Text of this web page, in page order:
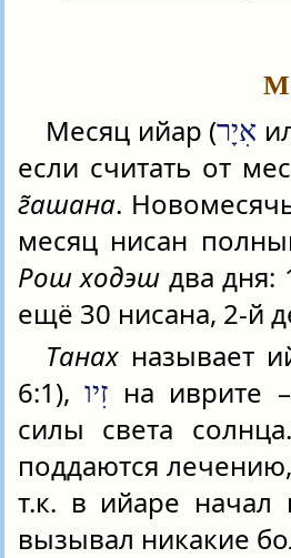
Месяц ийар (אִיָר
если считать от
г̃ашана.
месяц нисан
Рош ходэш два дня:
ещё 30 нисана, 2‑й
Танах называет
6:1),זִיו на иврите
силы света
поддаются
т.к. в ийаре
вызывал никакие